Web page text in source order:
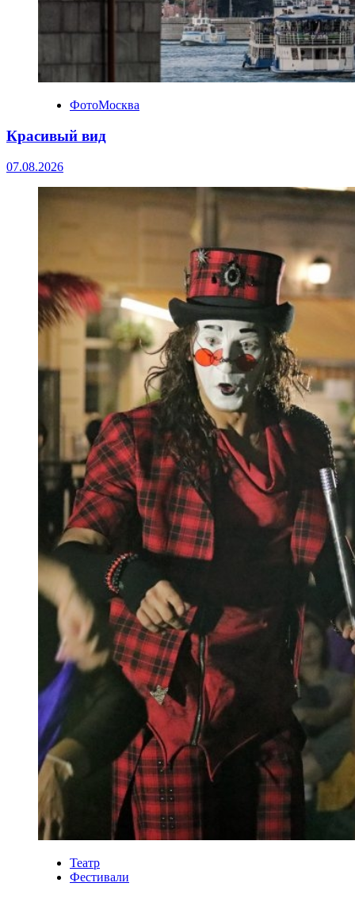
ФотоМосква
Красивый вид
07.08.2026
Театр
Фестивали